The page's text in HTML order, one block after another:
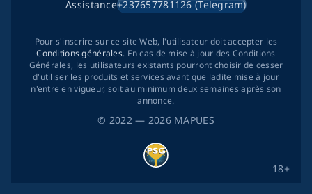
© 2022— 2026 MAPUES
Assistance+237657781126 (Telegram)
18+
Pour s'inscrire sur ce site Web, l'utilisateur doit accepter les
Conditions générales. En cas de mise à jour des Conditions
Générales, les utilisateurs existants pourront choisir de cesser
d'utiliser les produits et services avant que ladite mise à jour
n'entre en vigueur, soit au minimum deux semaines après son
annonce.